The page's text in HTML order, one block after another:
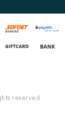
reserved